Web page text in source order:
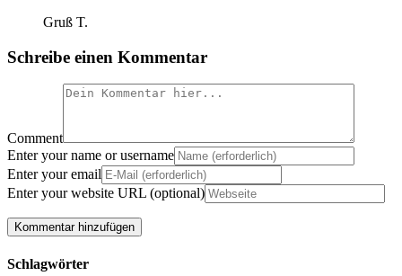
Gruß T.
Schreibe einen Kommentar
Comment
Enter your name or username
Enter your email
Enter your website URL (optional)
Schlagwörter